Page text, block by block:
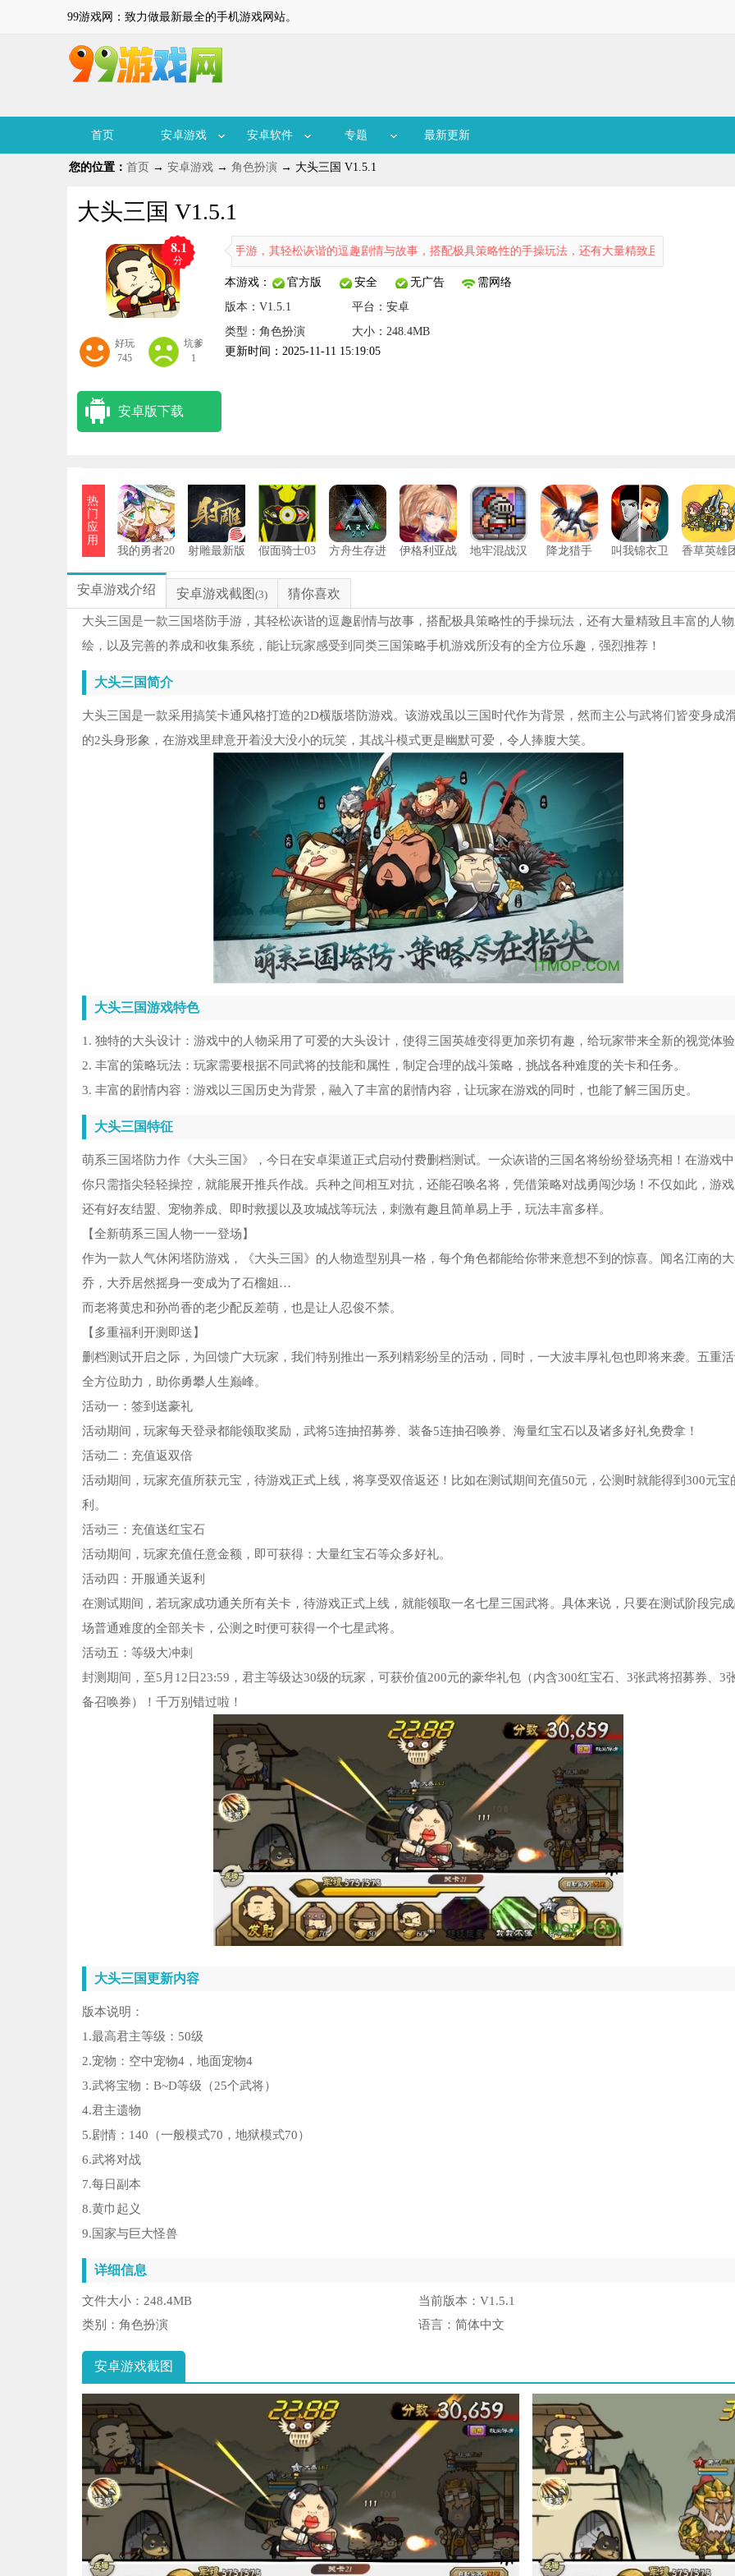
99游戏网：致力做最新最全的手机游戏网站。
首页 安卓游戏 安卓软件 专题 最新更新
您的位置： 首页 → 安卓游戏 → 角色扮演 → 大头三国 V1.5.1
大头三国 V1.5.1
8.1
分
好玩
745
坑爹
1
大头三国九游版是一款三国塔防手游，其轻松诙谐的逗趣剧情与故事，搭配极具策略性的手操玩法，还有大量精致且丰富的人物立绘，以
本游戏： 官方版 安全 无广告
需网络
版本：V1.5.1
平台： 安卓
类型：角色扮演
大小：248.4MB
更新时间：2025-11-11 15:19:05
安卓版下载
热
门
应
用
我的勇者20
射雕最新版
假面骑士03
方舟生存进
伊格利亚战
地牢混战汉
降龙猎手
叫我锦衣卫
香草英雄
安卓游戏介绍 安卓游戏截图 (3) 猜你喜欢
大头三国是一款三国塔防手游，其轻松诙谐的逗趣剧情与故事，搭配极具策略性的手操玩法，还有大量精致且丰富的人
绘，以及完善的养成和收集系统，能让玩家感受到同类三国策略手机游戏所没有的全方位乐趣，强烈推荐！
大头三国简介
大头三国是一款采用搞笑卡通风格打造的2D横版塔防游戏。该游戏虽以三国时代作为背景，然而主公与武将们皆变身成
的2头身形象，在游戏里肆意开着没大没小的玩笑，其战斗模式更是幽默可爱，令人捧腹大笑。
大头三国游戏特色
1. 独特的大头设计：游戏中的人物采用了可爱的大头设计，使得三国英雄变得更加亲切有趣，给玩家带来全新的视觉体验
2. 丰富的策略玩法：玩家需要根据不同武将的技能和属性，制定合理的战斗策略，挑战各种难度的关卡和任务。
3. 丰富的剧情内容：游戏以三国历史为背景，融入了丰富的剧情内容，让玩家在游戏的同时，也能了解三国历史。
大头三国特征
萌系三国塔防力作《大头三国》，今日在安卓渠道正式启动付费删档测试。一众诙谐的三国名将纷纷登场亮相！在游戏中
你只需指尖轻轻操控，就能展开推兵作战。兵种之间相互对抗，还能召唤名将，凭借策略对战勇闯沙场！不仅如此，游戏
还有好友结盟、宠物养成、即时救援以及攻城战等玩法，刺激有趣且简单易上手，玩法丰富多样。
【全新萌系三国人物一一登场】
作为一款人气休闲塔防游戏，《大头三国》的人物造型别具一格，每个角色都能给你带来意想不到的惊喜。闻名江南的
乔，大乔居然摇身一变成为了石榴姐…
而老将黄忠和孙尚香的老少配反差萌，也是让人忍俊不禁。
【多重福利开测即送】
删档测试开启之际，为回馈广大玩家，我们特别推出一系列精彩纷呈的活动，同时，一大波丰厚礼包也即将来袭。五重
全方位助力，助你勇攀人生巅峰。
活动一：签到送豪礼
活动期间，玩家每天登录都能领取奖励，武将5连抽招募券、装备5连抽召唤券、海量红宝石以及诸多好礼免费拿！
活动二：充值返双倍
活动期间，玩家充值所获元宝，待游戏正式上线，将享受双倍返还！比如在测试期间充值50元，公测时就能得到300元宝
利。
活动三：充值送红宝石
活动期间，玩家充值任意金额，即可获得：大量红宝石等众多好礼。
活动四：开服通关返利
在测试期间，若玩家成功通关所有关卡，待游戏正式上线，就能领取一名七星三国武将。具体来说，只要在测试阶段完
场普通难度的全部关卡，公测之时便可获得一个七星武将。
活动五：等级大冲刺
封测期间，至5月12日23:59，君主等级达30级的玩家，可获价值200元的豪华礼包（内含300红宝石、3张武将招募券、3
备召唤券）！千万别错过啦！
大头三国更新内容
版本说明：
1.最高君主等级：50级
2.宠物：空中宠物4，地面宠物4
3.武将宝物：B~D等级（25个武将）
4.君主遗物
5.剧情：140（一般模式70，地狱模式70）
6.武将对战
7.每日副本
8.黄巾起义
9.国家与巨大怪兽
详细信息
文件大小： 248.4MB 当前版本： V1.5.1
类别： 角色扮演 语言： 简体中文
安卓游戏截图
2 黑暗灵魂1冷狐版
3 美德v17安卓汉化版游戏
5 电梯女郎Elevator Girl
黑暗灵魂2冷狐安卓版
放课后的捉迷藏汉化版v5.1
8
9
10 魔法少女麻衣冷狐版